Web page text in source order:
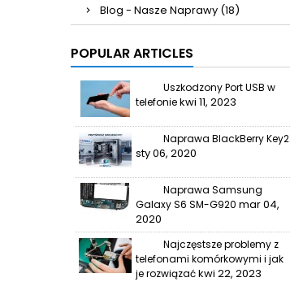
Blog - Nasze Naprawy (18)
POPULAR ARTICLES
Uszkodzony Port USB w
telefoniekwi 11, 2023
Naprawa BlackBerry Key2
sty 06, 2020
Naprawa Samsung
Galaxy S6 SM-G920 mar 04,
2020
Najczęstsze problemy z
telefonami komórkowymi i jak
je rozwiązaćkwi 22, 2023